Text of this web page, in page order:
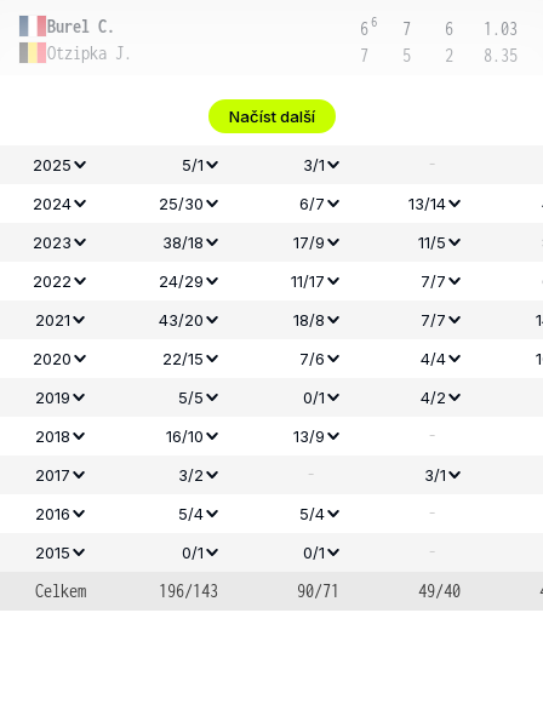
Burel C.
Otzipka J.
66
7
7
5
6
2
1.03
8.35
Načíst další
2025 5/1 3/1 -
2024 25/30 6/7 13/14
2023
38/18 17/9 11/5
2022
24/29 11/17 7/7
2021
43/20 18/8 7/7
2020
22/15 7/6 4/4
2019
5/5 0/1
4/2
2018
16/10 13/9 -
2017 3/2 -
3/1
2016
5/4 5/4 -
2015 0/1 0/1
-
Celkem
196/143 90/71 49/40